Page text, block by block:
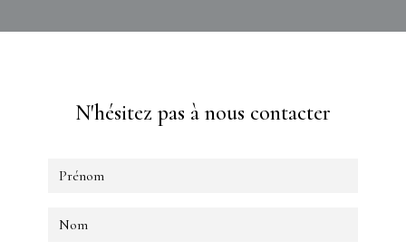
N'hésitez pas à nous contacter